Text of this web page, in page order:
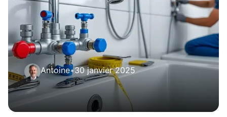
Antoine•30 janvier 2025